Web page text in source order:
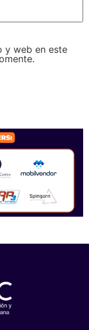
y web en este